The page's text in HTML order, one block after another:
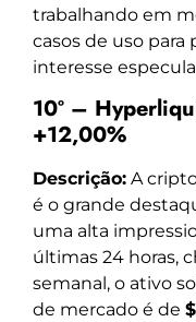
trabalhando em
casos de uso
interesse
10º –
+12,00%
Descrição: A
é o grande
uma alta
últimas 24 horas,
semanal, o ativo
de mercado é de